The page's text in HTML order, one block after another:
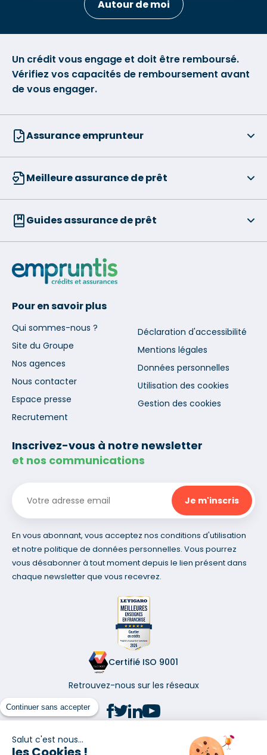
Continuer sans accepter
Salut c'est nous...
Autour de moi
Un crédit vous engage et doit être remboursé.
Vérifiez vos capacités de remboursement avant
de vous engager.
Assurance emprunteur
Meilleure assurance de prêt
Guides assurance de prêt
Pour en savoir plus
Qui sommes-nous ?
Site du Groupe
Nos agences
Nous contacter
Espace presse
Recrutement
Déclaration d'accessibilité
Mentions légales
Données personnelles
Utilisation des cookies
Gestion des cookies
Inscrivez-vous à notre newsletter
et nos communications
En vous abonnant, vous acceptez nos conditions d'utilisation
et notre politique de données personnelles. Vous pourrez
vous désabonner à tout moment depuis le lien présent dans
chaque newsletter que vous recevrez.
Certifié ISO 9001
Retrouvez-nous sur les réseaux